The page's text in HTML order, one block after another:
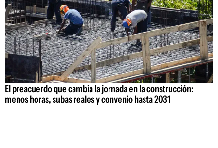
El preacuerdo que cambia la jornada en la construcción:
menos horas, subas reales y convenio hasta 2031